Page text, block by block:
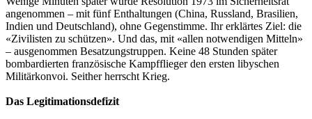
angenommen – mit fünf Enthaltungen (China, Russland, Brasilien,
Indien und Deutschland), ohne Gegenstimme. Ihr erklärtes Ziel: die
«Zivilisten zu schützen». Und das, mit «allen notwendigen Mitteln»
– ausgenommen Besatzungstruppen. Keine 48 Stunden später
bombardierten französische Kampfflieger den ersten libyschen
Militärkonvoi. Seither herrscht Krieg.
Das Legitimationsdefizit